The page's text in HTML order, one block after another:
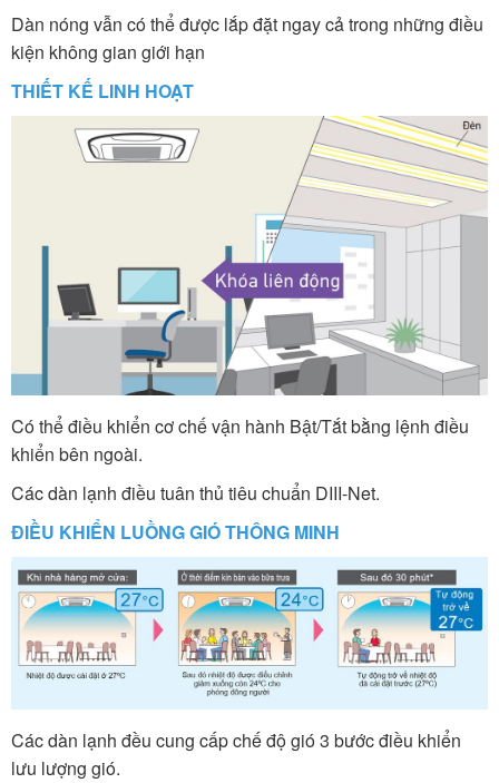
Dàn nóng vẫn có thể được lắp đặt ngay cả trong những điều
kiện không gian giới hạn
THIẾT KẾ LINH HOẠT
Có thể điều khiển cơ chế vận hành Bật/Tắt bằng lệnh điều
khiển bên ngoài.
Các dàn lạnh điều tuân thủ tiêu chuẩn DIII-Net.
ĐIỀU KHIỂN LUỒNG GIÓ THÔNG MINH
Các dàn lạnh đều cung cấp chế độ gió 3 bước điều khiển
lưu lượng gió.